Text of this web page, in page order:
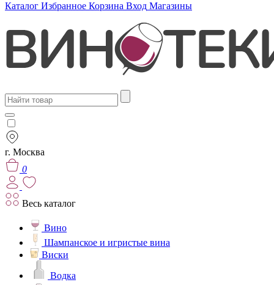
Каталог Избранное Корзина Вход Магазины
г. Москва
0
Весь каталог
Вино
Шампанское и игристые вина
Виски
Водка